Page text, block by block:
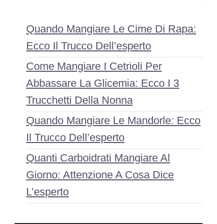
Quando Mangiare Le Cime Di Rapa:
Ecco Il Trucco Dell’esperto
Come Mangiare I Cetrioli Per
Abbassare La Glicemia: Ecco I 3
Trucchetti Della Nonna
Quando Mangiare Le Mandorle: Ecco
Il Trucco Dell’esperto
Quanti Carboidrati Mangiare Al
Giorno: Attenzione A Cosa Dice
L’esperto